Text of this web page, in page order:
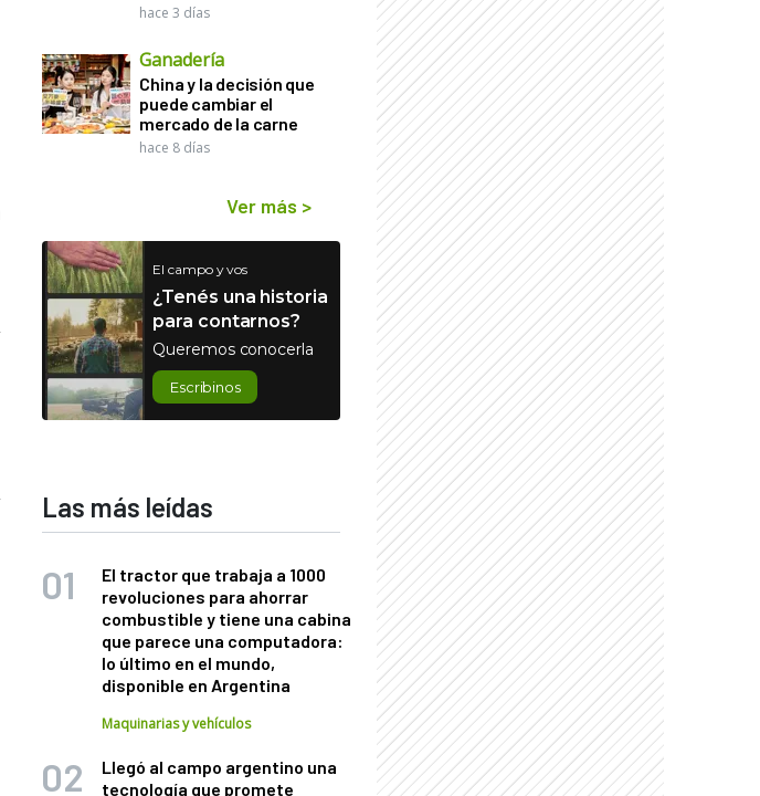
hace 3 días
Ganadería
China y la decisión que
puede cambiar el
mercado de la carne
hace 8 días
Ver más >
El campo y vos
¿Tenés una historia
para contarnos?
Queremos conocerla
Escribinos
Las más leídas
El tractor que trabaja a 1000
revoluciones para ahorrar
combustible y tiene una cabina
que parece una computadora:
lo último en el mundo,
disponible en Argentina
Maquinarias y vehículos
Llegó al campo argentino una
tecnología que promete